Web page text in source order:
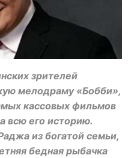
зрителей
мелодраму «Бобби»,
кассовых фильмов
всю его историю.
из богатой семьи,
бедная рыбачка